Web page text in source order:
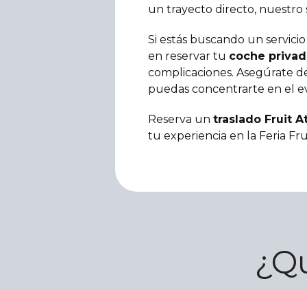
un trayecto directo, nuestro
Si estás buscando un
en reservar tu coche
complicaciones. Asegúrate
puedas concentrarte en el
Reserva un traslado Fruit
tu experiencia en la Feria